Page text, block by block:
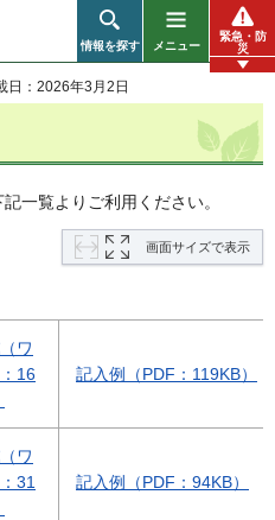
情報を探す メニュー
緊急・防
災
日：2026年3月2日
一覧よりご利用ください。
画面サイズで表示
（ワ
16
記入例（PDF：119KB）
（ワ
31
記入例（PDF：94KB）